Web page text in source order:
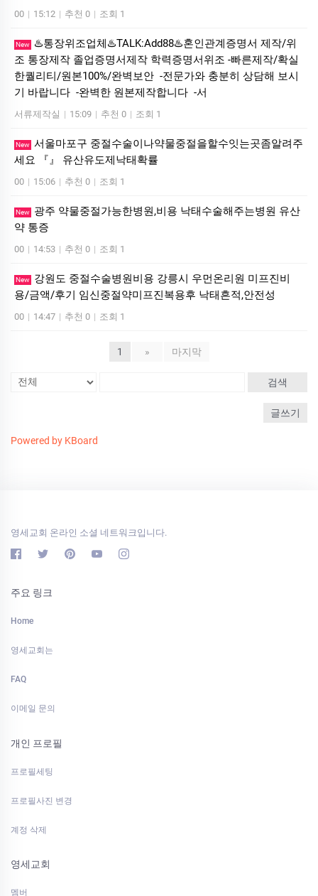
00 | 15:12 | 추천 0 | 조회 1
New
♨️통장위조업체♨️TALK:Add88♨️혼인관계증명서 제작/위
조 통장제작 졸업증명서제작 학력증명서위조 -빠른제작/확실
한퀄리티/원본100%/완벽보안 -전문가와 충분히 상담해 보시
기 바랍니다 -완벽한 원본제작합니다 -서
서류제작실 | 15:09 | 추천 0 | 조회 1
New 서울마포구 중절수술이나약물중절을할수잇는곳좀알려주
세요 『』 유산유도제낙태확률
00 | 15:06 | 추천 0 | 조회 1
New
광주 약물중절가능한병원,비용 낙태수술해주는병원 유산
약 통증
00 | 14:53 | 추천 0 | 조회 1
New
강원도 중절수술병원비용 강릉시 우먼온리원 미프진비
용/금액/후기 임신중절약미프진복용후 낙태흔적,안전성
00 | 14:47 | 추천 0 | 조회 1
1 » 마지막
검색
글쓰기
Powered by KBoard
영세교회 온라인 소셜 네트워크입니다.
주요 링크
Home
영세교회는
FAQ
이메일 문의
개인 프로필
프로필세팅
프로필사진 변경
계정 삭제
영세교회
멤버